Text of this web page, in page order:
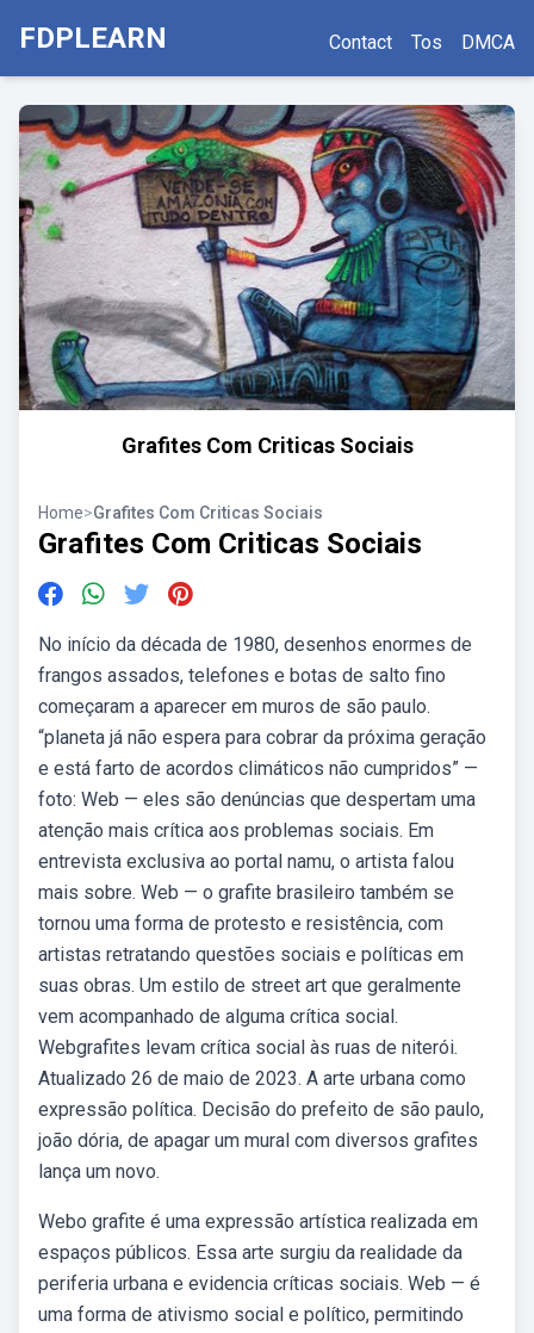
FDPLEARN Contact Tos DMCA
Grafites Com Criticas Sociais
Home>Grafites Com Criticas Sociais
Grafites Com Criticas Sociais
No início da década de 1980, desenhos enormes de
frangos assados, telefones e botas de salto fino
começaram a aparecer em muros de são paulo.
“planeta já não espera para cobrar da próxima geração
e está farto de acordos climáticos não cumpridos” —
foto: Web — eles são denúncias que despertam uma
atenção mais crítica aos problemas sociais. Em
entrevista exclusiva ao portal namu, o artista falou
mais sobre. Web — o grafite brasileiro também se
tornou uma forma de protesto e resistência, com
artistas retratando questões sociais e políticas em
suas obras. Um estilo de street art que geralmente
vem acompanhado de alguma crítica social.
Webgrafites levam crítica social às ruas de niterói.
Atualizado 26 de maio de 2023. A arte urbana como
expressão política. Decisão do prefeito de são paulo,
joão dória, de apagar um mural com diversos grafites
lança um novo.
Webo grafite é uma expressão artística realizada em
espaços públicos. Essa arte surgiu da realidade da
periferia urbana e evidencia críticas sociais. Web — é
uma forma de ativismo social e político, permitindo